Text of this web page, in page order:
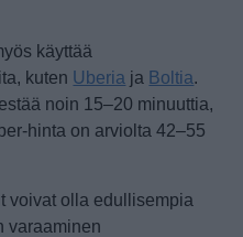
käyttää
kuten Uberia ja Boltia.
noin 15–20 minuuttia,
hinta on arviolta 42–55
voivat olla edullisempia
varaaminen